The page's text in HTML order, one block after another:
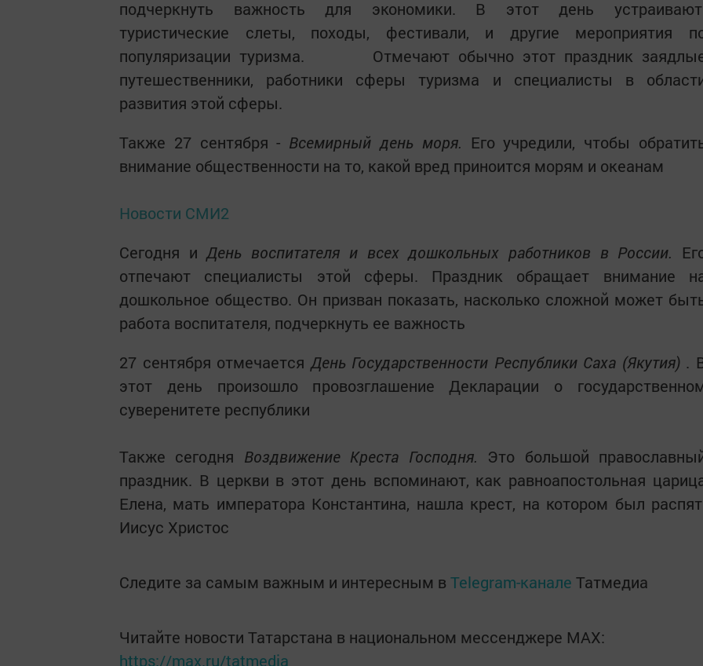
подчеркнуть важность для экономики. В этот день устраивают
туристические слеты, походы, фестивали, и другие мероприятия
популяризации туризма. Отмечают обычно этот праздник
путешественники, работники сферы туризма и специалисты в
развития этой сферы.
Также 27 сентября - Всемирный день моря. Его учредили, чтобы
внимание общественности на то, какой вред приноится морям и океанам
Новости СМИ2
Сегодня иДень воспитателя и всех дошкольных работников в России.
отпечают специалисты этой сферы. Праздник обращает внимание
дошкольное общество. Он призван показать, насколько сложной может
работа воспитателя, подчеркнуть ее важность
27 сентября отмечается День Государственности Республики Саха (Якутия).
этот день произошло провозглашение Декларации о
суверенитете республики
Также сегодня Воздвижение Креста Господня. Это большой
праздник. В церкви в этот день вспоминают, как равноапостольная
Елена, мать императора Константина, нашла крест, на котором был распят
Иисус Христос
Следите за самым важным и интересным в Telegram-канале Татмедиа
Читайте новости Татарстана в национальном мессенджере MАХ:
https://max.ru/tatmedia